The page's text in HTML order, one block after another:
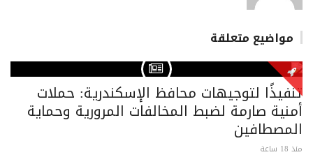
مواضيع متعلقة
تنفيذًا لتوجيهات محافظ الإسكندرية: حملات
أمنية صارمة لضبط المخالفات المرورية وحماية
المصطافين
منذ 18 ساعة